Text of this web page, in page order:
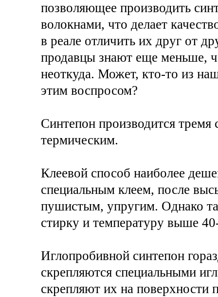
позволяющее производить
волокнами, что делает
в реале отличить их друг от
продавцы знают еще меньше,
неоткуда. Может, кто-то из
этим воспросом?
Синтепон производится
термическим.
Клеевой способ наиболее
специальным клеем, после
пушистым, упругим. Однако
стирку и температуру выше
Иглопробивной синтепон
скрепляются специальными
скрепляют их на поверхности